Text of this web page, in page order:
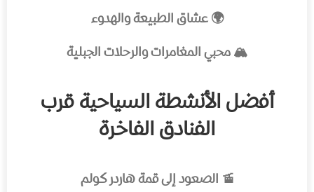
🌍 عشاق الطبيعة والهدوء
🏔️ محبي المغامرات والرحلات الجبلية
أفضل الأنشطة السياحية قرب
الفنادق الفاخرة
🚡 الصعود إلى قمة هاردر كولم